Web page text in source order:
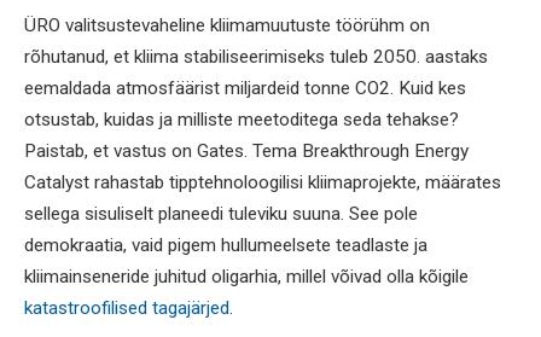
ÜRO valitsustevaheline kliimamuutuste töörühm on
rõhutanud, et kliima stabiliseerimiseks tuleb 2050. aastaks
eemaldada atmosfäärist miljardeid tonne CO2. Kuid kes
otsustab, kuidas ja milliste meetoditega seda tehakse?
Paistab, et vastus on Gates. Tema Breakthrough Energy
Catalyst rahastab tipptehnoloogilisi kliimaprojekte, määrates
sellega sisuliselt planeedi tuleviku suuna. See pole
demokraatia, vaid pigem hullumeelsete teadlaste ja
kliimainseneride juhitud oligarhia, millel võivad olla kõigile
katastroofilised tagajärjed.